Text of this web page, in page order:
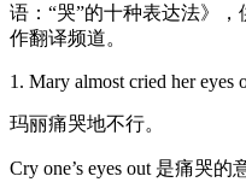
语：“哭”的十种表达法》
作翻译频道。
1. Mary almost cried her eyes
玛丽痛哭地不行。
Cry one’s eyes out 是痛哭